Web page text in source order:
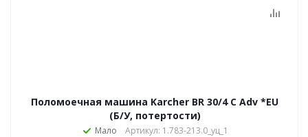
Поломоечная машина Karcher BR 30/4 C Adv *EU
(Б/У, потертости)
Мало
Артикул: 1.783-213.0_уц_1